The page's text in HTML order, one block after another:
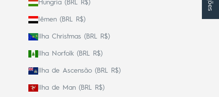
Hungria (BRL R$)
Iêmen (BRL R$)
Ilha Christmas (BRL R$)
Ilha Norfolk (BRL R$)
Ilha de Ascensão (BRL R$)
Ilha de Man (BRL R$)